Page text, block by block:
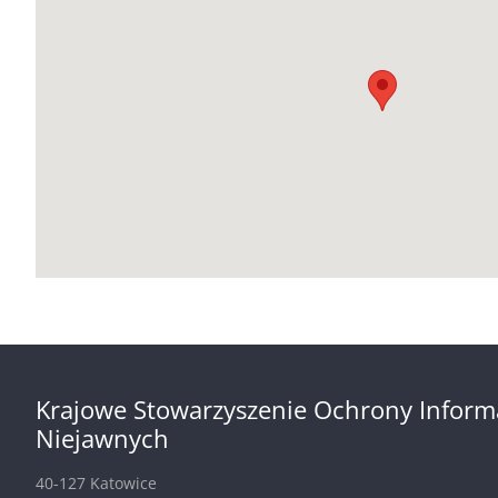
Krajowe Stowarzyszenie Ochrony
Niejawnych
40-127 Katowice